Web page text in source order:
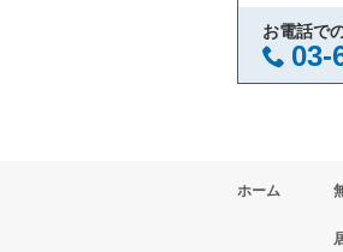
伊丹市の
神戸市兵
明石市の
兵庫県の
兵庫県の
兵庫県の
神戸市兵
お電話で
03-
ホーム